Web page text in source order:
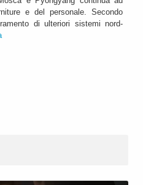
e del personale. Secondo
di ulteriori sistemi nord-